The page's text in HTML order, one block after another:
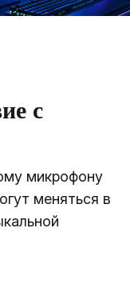
с
микрофону
меняться в